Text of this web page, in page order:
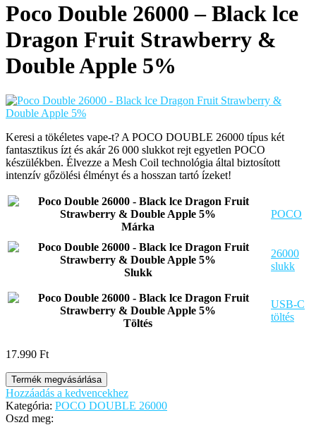
Poco Double 26000 – Black lce
Dragon Fruit Strawberry &
Double Apple 5%
Keresi a tökéletes vape-t? A POCO DOUBLE 26000 típus két
fantasztikus ízt és akár 26 000 slukkot rejt egyetlen POCO
készülékben. Élvezze a Mesh Coil technológia által biztosított
intenzív gőzölési élményt és a hosszan tartó ízeket!
Márka
POCO
Slukk
26000
slukk
Töltés
USB-C
töltés
17.990 Ft
Termék megvásárlása
Hozzáadás a kedvencekhez
Kategória: POCO DOUBLE 26000
Oszd meg: